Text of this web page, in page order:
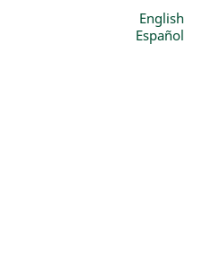
English
Español